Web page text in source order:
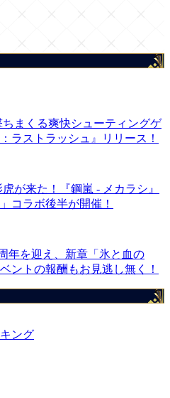
ちまくる爽快シューティングゲ
ラストラッシュ』リリース！
が来た！『鋼嵐 - メカラシ』
コラボ後半が開催！
年を迎え、新章「氷と血の
ントの報酬もお見逃し無く！
ング